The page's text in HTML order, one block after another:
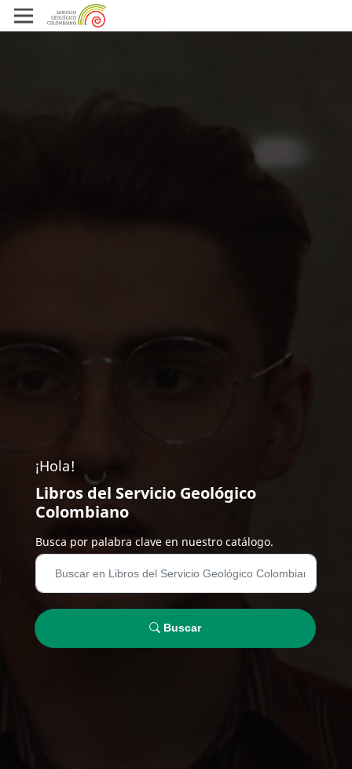
¡Hola!
Libros del Servicio Geológico
Colombiano
Busca por palabra clave en nuestro catálogo.
Buscar